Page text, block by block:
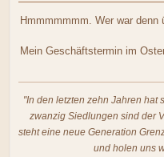
Hmmmmmmm. Wer war denn
Mein Geschäftstermin im
"In den letzten zehn Jahren hat
zwanzig Siedlungen sind der
steht eine neue Generation
und holen uns